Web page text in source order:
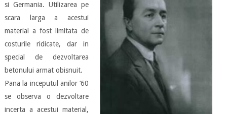
si Germania. Utilizarea pe
scara larga a acestui
material a fost limitata de
costurile ridicate, dar in
special de dezvoltarea
betonului armat obisnuit.
Pana la inceputul anilor ‘60
se observa o dezvoltare
incerta a acestui material,